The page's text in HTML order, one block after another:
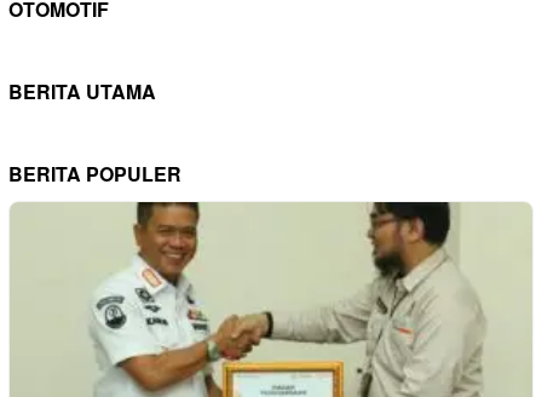
OTOMOTIF
BERITA UTAMA
BERITA POPULER